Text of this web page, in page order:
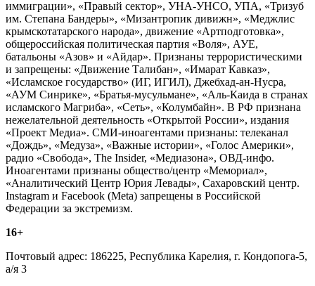
иммиграции», «Правый сектор», УНА-УНСО, УПА, «Тризуб
им. Степана Бандеры», «Мизантропик дивижн», «Меджлис
крымскотатарского народа», движение «Артподготовка»,
общероссийская политическая партия «Воля», АУЕ,
батальоны «Азов» и «Айдар». Признаны террористическими
и запрещены: «Движение Талибан», «Имарат Кавказ»,
«Исламское государство» (ИГ, ИГИЛ), Джебхад-ан-Нусра,
«АУМ Синрике», «Братья-мусульмане», «Аль-Каида в странах
исламского Магриба», «Сеть», «Колумбайн». В РФ признана
нежелательной деятельность «Открытой России», издания
«Проект Медиа». СМИ-иноагентами признаны: телеканал
«Дождь», «Медуза», «Важные истории», «Голос Америки»,
радио «Свобода», The Insider, «Медиазона», ОВД-инфо.
Иноагентами признаны общество/центр «Мемориал»,
«Аналитический Центр Юрия Левады», Сахаровский центр.
Instagram и Facebook (Metа) запрещены в Российской
Федерации за экстремизм.
16+
Почтовый адрес: 186225, Республика Карелия, г. Кондопога-5,
а/я 3